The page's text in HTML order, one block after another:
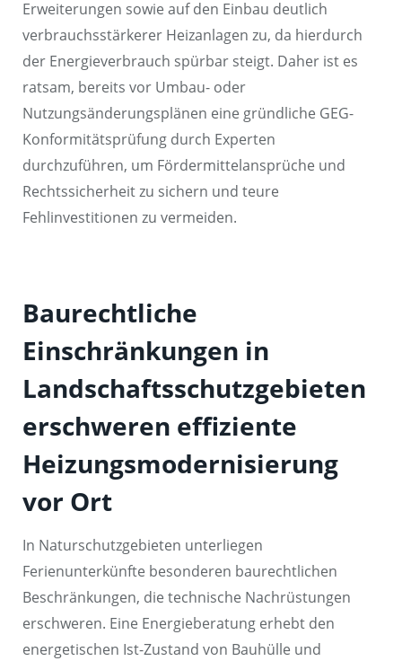
Erweiterungen sowie auf den Einbau deutlich
verbrauchsstärkerer Heizanlagen zu, da hierdurch
der Energieverbrauch spürbar steigt. Daher ist es
ratsam, bereits vor Umbau- oder
Nutzungsänderungsplänen eine gründliche GEG-
Konformitätsprüfung durch Experten
durchzuführen, um Fördermittelansprüche und
Rechtssicherheit zu sichern und teure
Fehlinvestitionen zu vermeiden.
Baurechtliche
Einschränkungen in
Landschaftsschutzgebieten
erschweren effiziente
Heizungsmodernisierung
vor Ort
In Naturschutzgebieten unterliegen
Ferienunterkünfte besonderen baurechtlichen
Beschränkungen, die technische Nachrüstungen
erschweren. Eine Energieberatung erhebt den
energetischen Ist-Zustand von Bauhülle und